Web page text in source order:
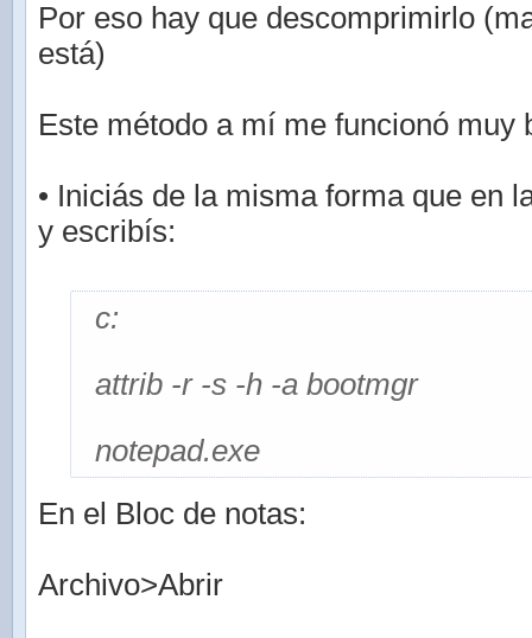
Por eso hay que descomprimirlo
está)
Este método a mí me funcionó muy
• Iniciás de la misma forma que en
y escribís:
c:
attrib -r -s -h -a bootmgr
notepad.exe
En el Bloc de notas:
Archivo>Abrir